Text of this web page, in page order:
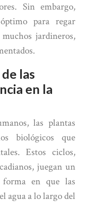
Sin embargo,
para regar
jardineros,
las
en la
las plantas
biológicos que
Estos ciclos,
juegan un
en que las
agua a lo largo del